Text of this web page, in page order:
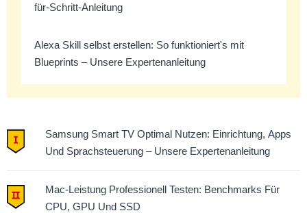
für-Schritt-Anleitung
Alexa Skill selbst erstellen: So funktioniert's mit
Blueprints – Unsere Expertenanleitung
Samsung Smart TV Optimal Nutzen: Einrichtung, Apps
Und Sprachsteuerung – Unsere Expertenanleitung
Mac-Leistung Professionell Testen: Benchmarks Für
CPU, GPU Und SSD